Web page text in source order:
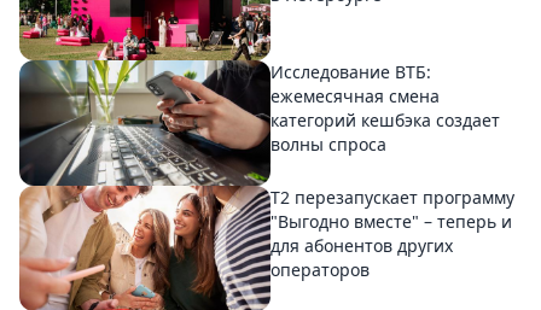
Исследование ВТБ:
ежемесячная смена
категорий кешбэка создает
волны спроса
Т2 перезапускает программу
"Выгодно вместе" – теперь и
для абонентов других
операторов